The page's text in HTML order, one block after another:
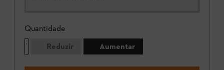
Quantidade
Reduzir
Aumentar